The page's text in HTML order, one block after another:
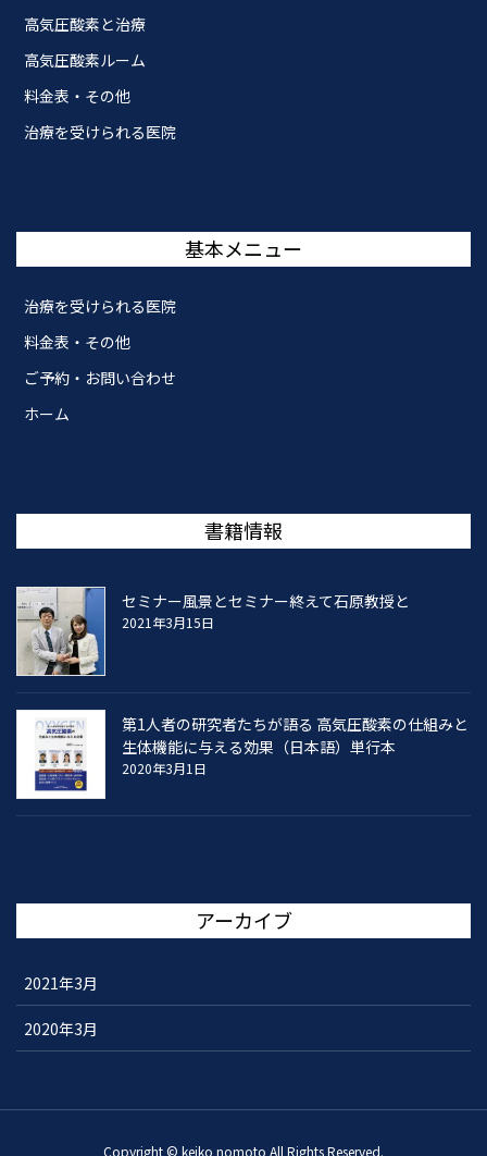
高気圧酸素と治療
高気圧酸素ルーム
料金表・その他
治療を受けられる医院
基本メニュー
治療を受けられる医院
料金表・その他
ご予約・お問い合わせ
ホーム
書籍情報
セミナー風景とセミナー終えて石原教授と
2021年3月15日
第1人者の研究者たちが語る 高気圧酸素の仕組みと
生体機能に与える効果（日本語）単行本
2020年3月1日
アーカイブ
2021年3月
2020年3月
Copyright © keiko nomoto All Rights Reserved.